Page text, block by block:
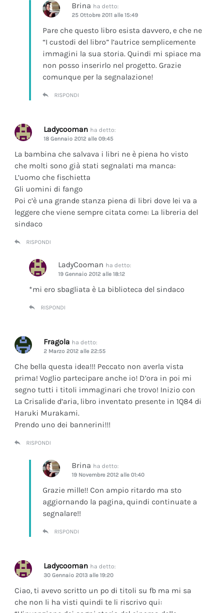
Brina ha detto:
25 Ottobre 2011 alle 15:49
Pare che questo libro esista davvero, e che ne
“I custodi del libro” l’autrice semplicemente
immagini la sua storia. Quindi mi spiace ma
non posso inserirlo nel progetto. Grazie
comunque per la segnalazione!
RISPONDI
Ladycooman ha detto:
18 Gennaio 2012 alle 09:45
La bambina che salvava i libri ne è piena ho visto
che molti sono già stati segnalati ma manca:
L’uomo che fischietta
Gli uomini di fango
Poi c’è una grande stanza piena di libri dove lei va a
leggere che viene sempre citata come: La libreria del
sindaco
RISPONDI
LadyCooman ha detto:
19 Gennaio 2012 alle 18:12
*mi ero sbagliata è La biblioteca del sindaco
RISPONDI
Fragola ha detto:
2 Marzo 2012 alle 22:55
Che bella questa idea!!! Peccato non averla vista
prima! Voglio partecipare anche io! D’ora in poi mi
segno tutti i titoli immaginari che trovo! Inizio con
La Crisalide d’aria, libro inventato presente in 1Q84 di
Haruki Murakami.
Prendo uno dei bannerini!!!
RISPONDI
Brina ha detto:
19 Novembre 2012 alle 01:40
Grazie mille!! Con ampio ritardo ma sto
aggiornando la pagina, quindi continuate a
segnalare!!
RISPONDI
Ladycooman ha detto:
30 Gennaio 2013 alle 19:20
Ciao, ti avevo scritto un po di titoli su fb ma mi sa
che non li ha visti quindi te li riscrivo qui: